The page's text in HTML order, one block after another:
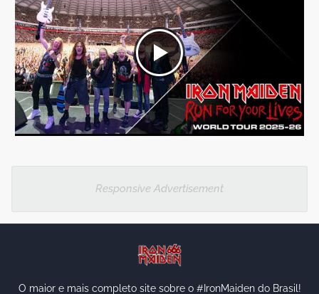
Responsive Advertisement
O maior e mais completo site sobre o #IronMaiden do Brasil!